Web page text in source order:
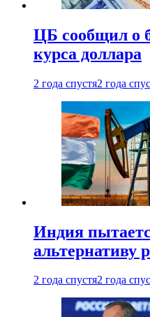
ЦБ сообщил о
курса доллара
2 года спустя2 года
Индия
альтернативу
2 года спустя2 года